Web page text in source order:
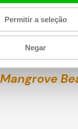
Permitir a seleção
Negar
Exibir Chogogo »